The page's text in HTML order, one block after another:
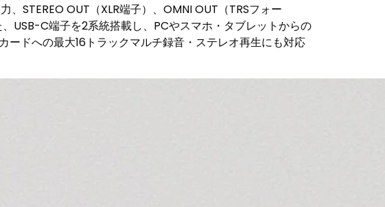
STEREO OUT（XLR端子）、OMNI OUT（TRSフォー
USB-C端子を2系統搭載し、PCやスマホ・タブレットからの
ドへの最大16トラックマルチ録音・ステレオ再生にも対応